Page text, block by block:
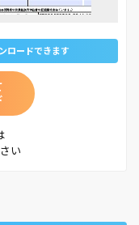
ロードできます
い